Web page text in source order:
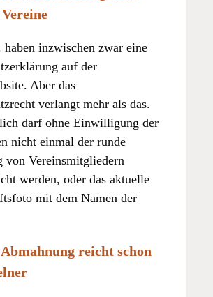
inzwischen zwar eine
auf der
Aber das
verlangt mehr als das.
darf ohne Einwilligung der
nicht einmal der runde
von Vereinsmitgliedern
werden, oder das aktuelle
mit dem Namen der
reicht schon